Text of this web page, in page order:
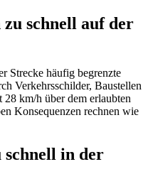
schnell auf der
Strecke häufig begrenzte
Verkehrsschilder, Baustellen
km/h über dem erlaubten
Konsequenzen rechnen wie
schnell in der